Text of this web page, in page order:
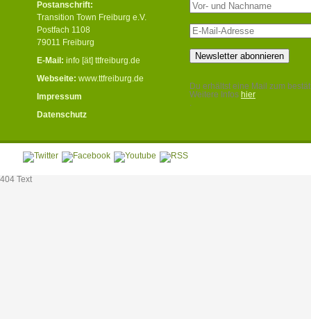
Postanschrift:
Transition Town Freiburg e.V.
Postfach 1108
79011 Freiburg
E-Mail: info [ät] ttfreiburg.de
Webseite: www.ttfreiburg.de
Impressum
Datenschutz
Du erhältst eine Mail zum
Weitere Infos hier
.
404 Text